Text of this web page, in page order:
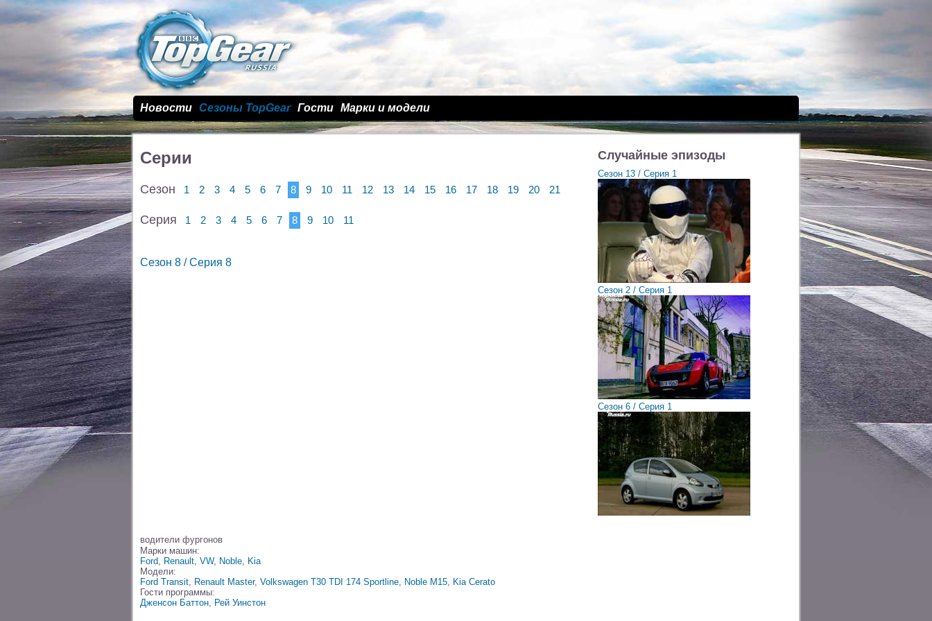
Новости Сезоны TopGear Гости Марки и модели
Серии
Сезон 1 2 3 4 5 6 7 8 9 10 11 12 13 14 15 16 17 18 19 20 21
Серия 1 2 3 4 5 6 7 8 9 10 11
Сезон 8 / Cерия 8
водители фургонов
Марки машин:
Ford, Renault, VW, Noble, Kia
Модели:
Ford Transit, Renault Master, Volkswagen T30 TDI 174 Sportline, Noble M15, Kia Cerato
Гости программы:
Дженсон Баттон, Рей Уинстон
Случайные эпизоды
Сезон 13 / Cерия 1
Сезон 2 / Cерия 1
Сезон 6 / Cерия 1